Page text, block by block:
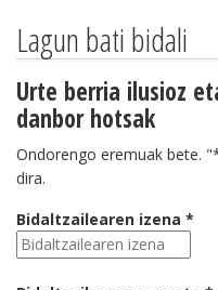
Lagun bati bidali
Urte berria ilusioz
danbor hotsak
Ondorengo eremuak bete.
dira.
Bidaltzailearen izena *